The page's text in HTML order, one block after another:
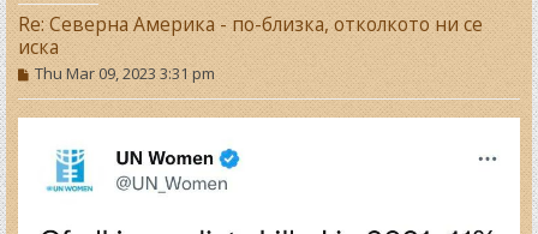
Re: Северна Америка - по-близка, отколкото ни се
иска
P
o
s
Thu Mar 09, 2023 3:31 pm